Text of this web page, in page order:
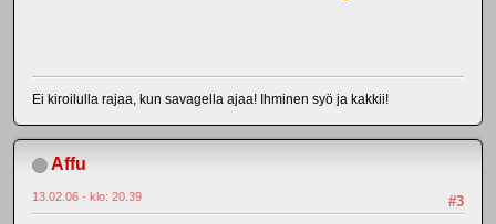
Ei kiroilulla rajaa, kun savagella ajaa! Ihminen syö ja kakkii!
Affu
#3
13.02.06 - klo: 20.39